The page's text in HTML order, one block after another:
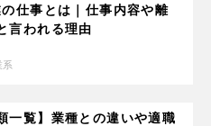
仕事とは｜仕事内容や離
言われる理由
系
一覧】業種との違いや適職